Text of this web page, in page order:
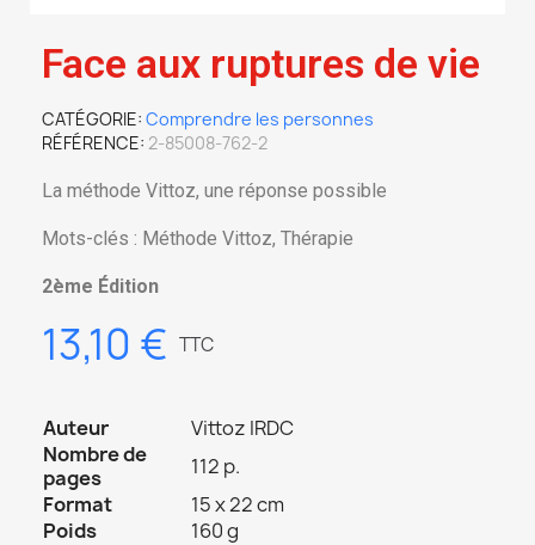
Face aux ruptures de vie
CATÉGORIE Comprendre les personnes
RÉFÉRENCE 2-85008-762-2
La méthode Vittoz, une réponse possible
Mots-clés : Méthode Vittoz, Thérapie
2ème Édition
13,10 € TTC
Auteur
Vittoz IRDC
Nombre de
pages
112 p.
Format
15 x 22 cm
Poids
160 g